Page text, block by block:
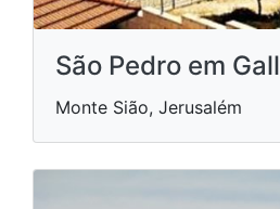
São Pedro em
Monte Sião, Jerusalém